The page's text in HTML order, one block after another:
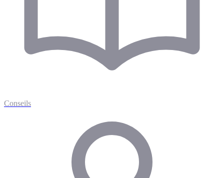
Conseils